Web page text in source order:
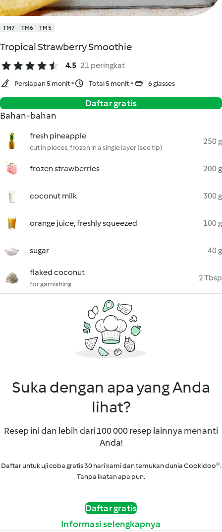
TM7 TM6 TM5
Tropical Strawberry Smoothie
4.5 21 peringkat
Persiapan 5 menit Total 5 menit 6 glasses
Daftar gratis
Bahan-bahan
fresh pineapple
cut in pieces, frozen in a single layer (see tip)
250 g
frozen strawberries 200 g
coconut milk 300 g
orange juice, freshly squeezed 100 g
sugar 40 g
flaked coconut
for garnishing
2 Tbsp
Suka dengan apa yang Anda
lihat?
Resep ini dan lebih dari 100 000 resep lainnya menanti
Anda!
Daftar untuk uji coba gratis 30 hari kami dan temukan dunia Cookidoo®.
Tanpa ikatan apa pun.
Daftar gratis
Informasi selengkapnya